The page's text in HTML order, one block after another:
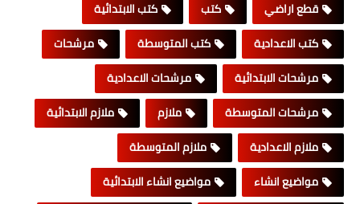
قطع اراضي
كتب
كتب الابتدائية
كتب الاعدادية
كتب المتوسطة
مرشحات
مرشحات الابتدائية
مرشحات الاعدادية
مرشحات المتوسطة
ملازم
ملازم الابتدائية
ملازم الاعدادية
ملازم المتوسطة
مواضيع انشاء
مواضيع انشاء الابتدائية